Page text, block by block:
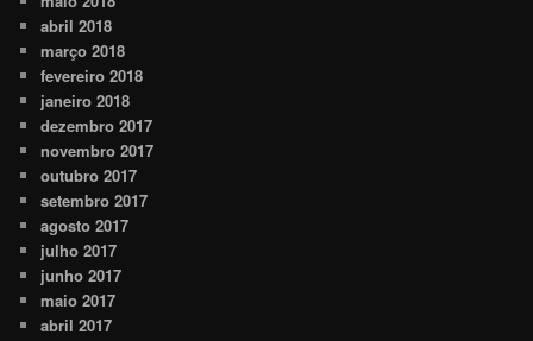
abril 2018
março 2018
fevereiro 2018
janeiro 2018
dezembro 2017
novembro 2017
outubro 2017
setembro 2017
agosto 2017
julho 2017
junho 2017
maio 2017
abril 2017